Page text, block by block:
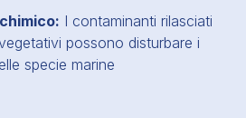
I contaminanti rilasciati
possono disturbare i
specie marine